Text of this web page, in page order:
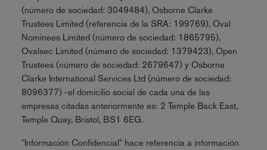
(número de sociedad: 3049484), Osborne Clarke
Trustees Limited (referencia de la SRA: 199769), Oval
Nominees Limited (número de sociedad: 1865795),
Ovalsec Limited (número de sociedad: 1379423), Open
Trustees (número de sociedad: 2679647) y Osborne
Clarke International Services Ltd (número de sociedad:
8096377) -el domicilio social de cada una de las
empresas citadas anteriormente es: 2 Temple Back East,
Temple Quay, Bristol, BS1 6EG.
"Información Confidencial" hace referencia a información